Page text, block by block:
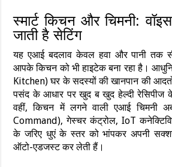
स्मार्ट किचन और चिमनी:
जाती है सेटिंग
यह एआई बदलाव केवल हवा और पानी तक
आपके किचन को भी हाइटेक बना रहा है।
Kitchen) घर के सदस्यों की खानपान की
पसंद के आधार पर खुद ब खुद हेल्दी रेसिपीज
वहीं, किचन में लगने वाली एआई चिमनी
Command), गेस्चर कंट्रोल, IoT
के जरिए धुएं के स्तर को भांपकर अपनी
ऑटो-एडजस्ट कर लेती हैं।